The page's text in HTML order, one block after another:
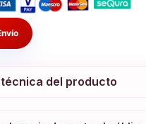
del producto